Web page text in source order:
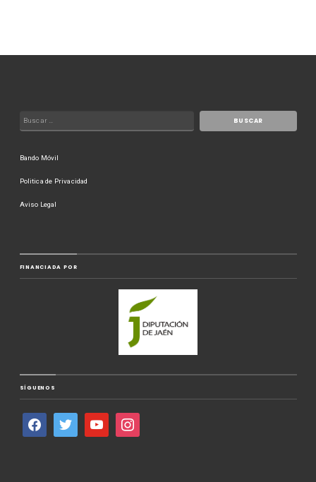
Bando Móvil
Politica de Privacidad
Aviso Legal
FINANCIADA POR
SÍGUENOS